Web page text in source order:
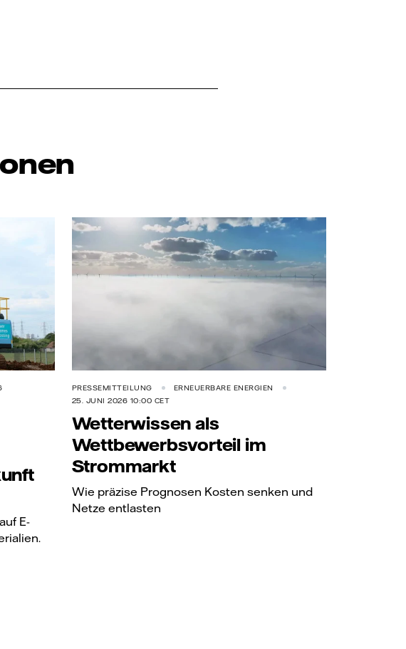
E-
PRESSEMITTEILUNG
ERNEUERBARE ENERGIEN
25. JUNI 2026 10:00 CET
Wetterwissen als
Wettbewerbsvorteil im
Strommarkt
Wie präzise Prognosen Kosten senken und
Netze entlasten